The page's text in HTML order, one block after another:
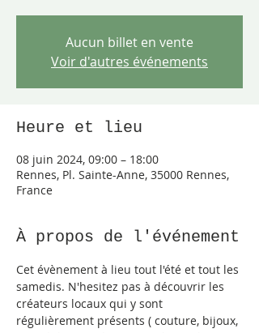
Aucun billet en vente
Voir d'autres événements
Heure et lieu
08 juin 2024, 09:00 – 18:00
Rennes, Pl. Sainte-Anne, 35000 Rennes,
France
À propos de l'événement
Cet évènement à lieu tout l'été et tout les
samedis. N'hesitez pas à découvrir les
créateurs locaux qui y sont
régulièrement présents ( couture, bijoux,